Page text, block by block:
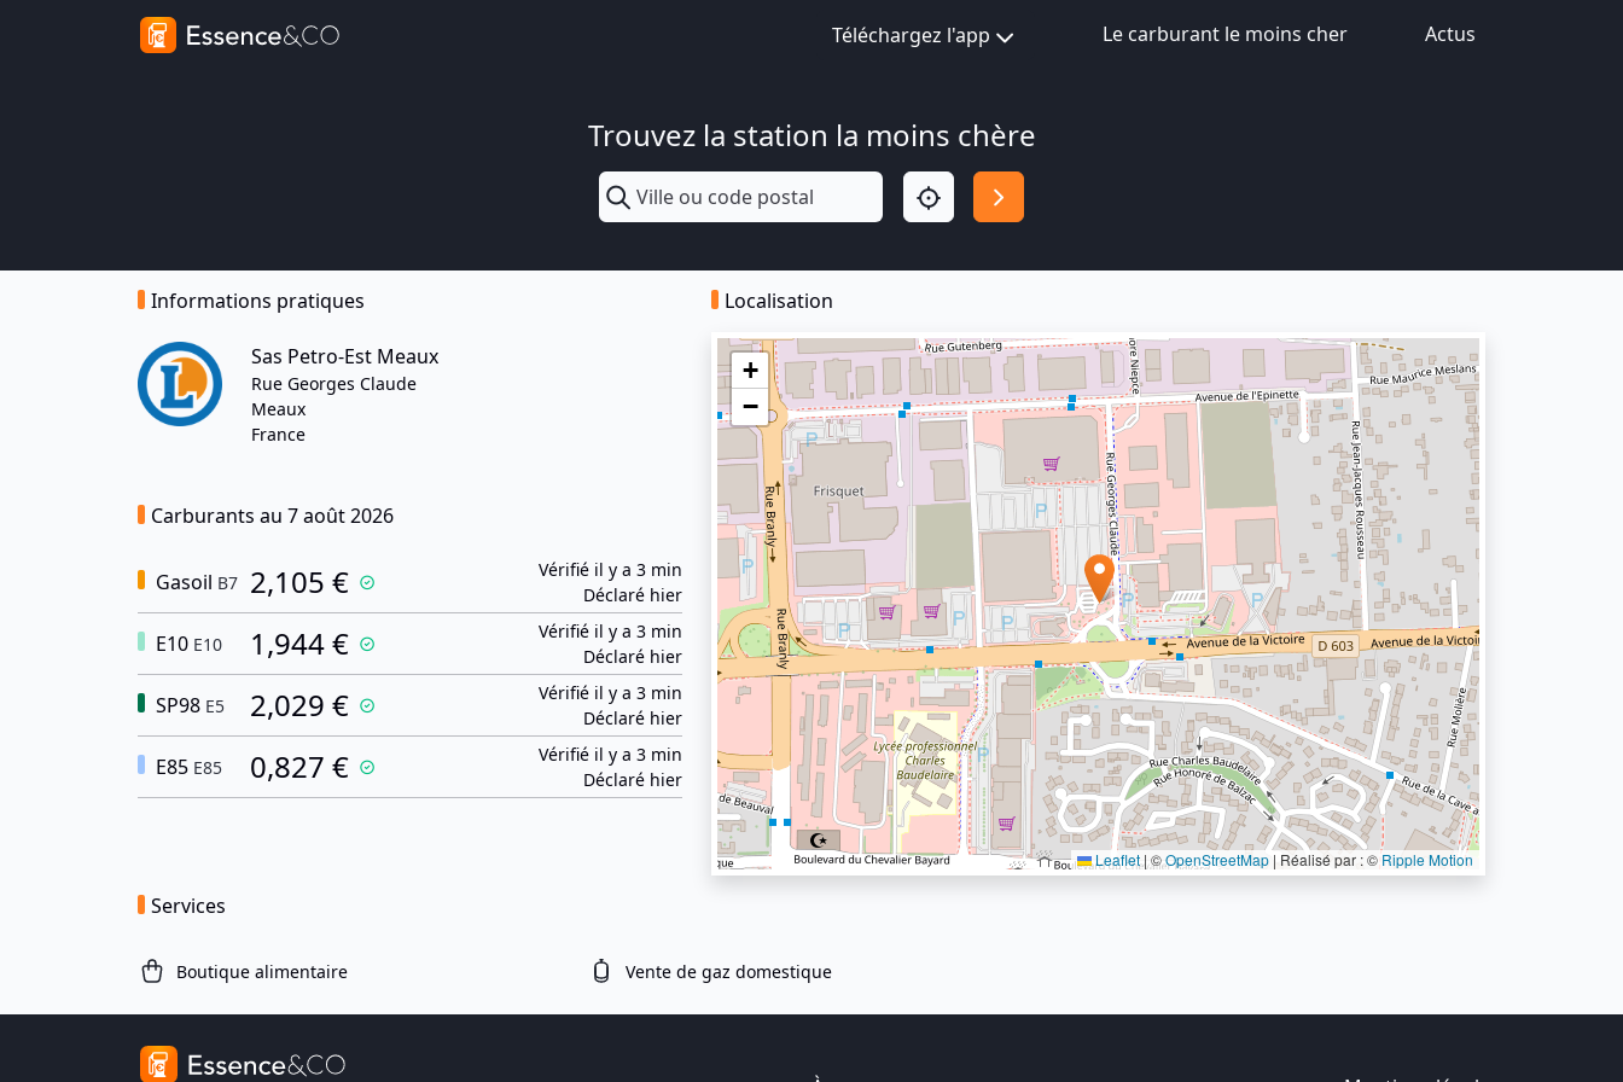
Téléchargez l'app Le carburant le moins cher Actus
Trouvez la station la moins chère
Informations pratiques
Sas Petro-Est Meaux
Rue Georges Claude
Meaux
France
Carburants au 7 août 2026
Gasoil B7 2,105 €
Vérifié il y a 3 min
Déclaré hier
E10 E10 1,944 €
Vérifié il y a 3 min
Déclaré hier
SP98 E5 2,029 €
Vérifié il y a 3 min
Déclaré hier
E85 E85 0,827 €
Vérifié il y a 3 min
Déclaré hier
Localisation
+
−
Leaflet | ©OpenStreetMap | Réalisé par : ©Ripple Motion
Services
Boutique alimentaire Vente de gaz domestique